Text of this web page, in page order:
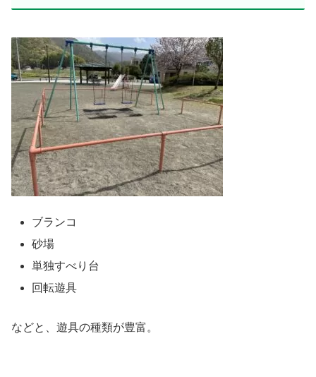
ブランコ
砂場
単独すべり台
回転遊具
などと、遊具の種類が豊富。